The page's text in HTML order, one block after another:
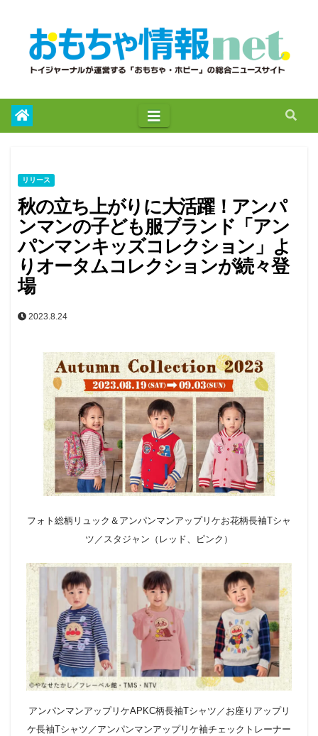
リリース
秋の立ち上がりに大活躍！アンパ
ンマンの子ども服ブランド「アン
パンマンキッズコレクション」よ
りオータムコレクションが続々登
場
2023.8.24
フォト総柄リュック＆アンパンマンアップリケお花柄長袖Tシャ
ツ／スタジャン（レッド、ピンク）
アンパンマンアップリケAPKC柄長袖Tシャツ／お座りアップリ
ケ長袖Tシャツ／アンパンマンアップリケ袖チェックトレーナー